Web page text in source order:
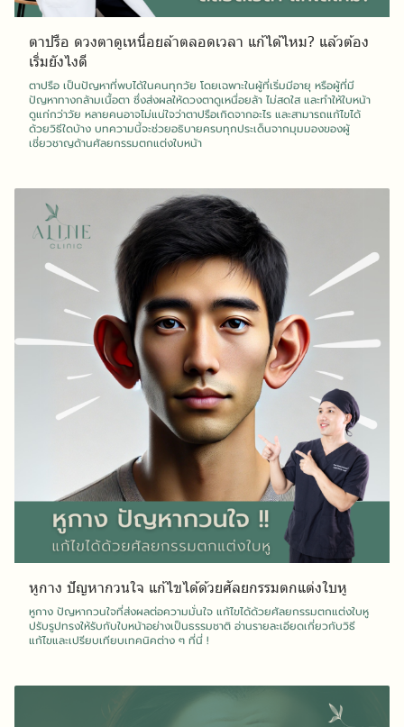
ตาปรือ ดวงตาดูเหนื่อยล้าตลอดเวลา แก้ได้ไหม? แล้วต้อง
เริ่มยังไงดี
ตาปรือ เป็นปัญหาที่พบได้ในคนทุกวัย โดยเฉพาะในผู้ที่เริ่มมีอายุ หรือผู้ที่มี
ปัญหาทางกล้ามเนื้อตา ซึ่งส่งผลให้ดวงตาดูเหนื่อยล้า ไม่สดใส และทำให้ใบหน้า
ดูแก่กว่าวัย หลายคนอาจไม่แน่ใจว่าตาปรือเกิดจากอะไร และสามารถแก้ไขได้
ด้วยวิธีใดบ้าง บทความนี้จะช่วยอธิบายครบทุกประเด็นจากมุมมองของผู้
เชี่ยวชาญด้านศัลยกรรมตกแต่งใบหน้า
หูกาง ปัญหากวนใจ แก้ไขได้ด้วยศัลยกรรมตกแต่งใบหู
หูกาง ปัญหากวนใจที่ส่งผลต่อความมั่นใจ แก้ไขได้ด้วยศัลยกรรมตกแต่งใบหู
ปรับรูปทรงให้รับกับใบหน้าอย่างเป็นธรรมชาติ อ่านรายละเอียดเกี่ยวกับวิธี
แก้ไขและเปรียบเทียบเทคนิคต่าง ๆ ที่นี่ !